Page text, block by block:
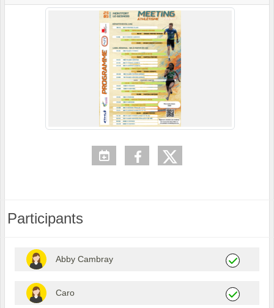
Participants
Abby Cambray
Caro